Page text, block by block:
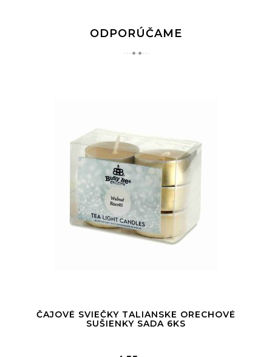
ODPORÚČAME
ČAJOVÉ SVIEČKY TALIANSKE ORECHOVÉ
SUŠIENKY SADA 6KS